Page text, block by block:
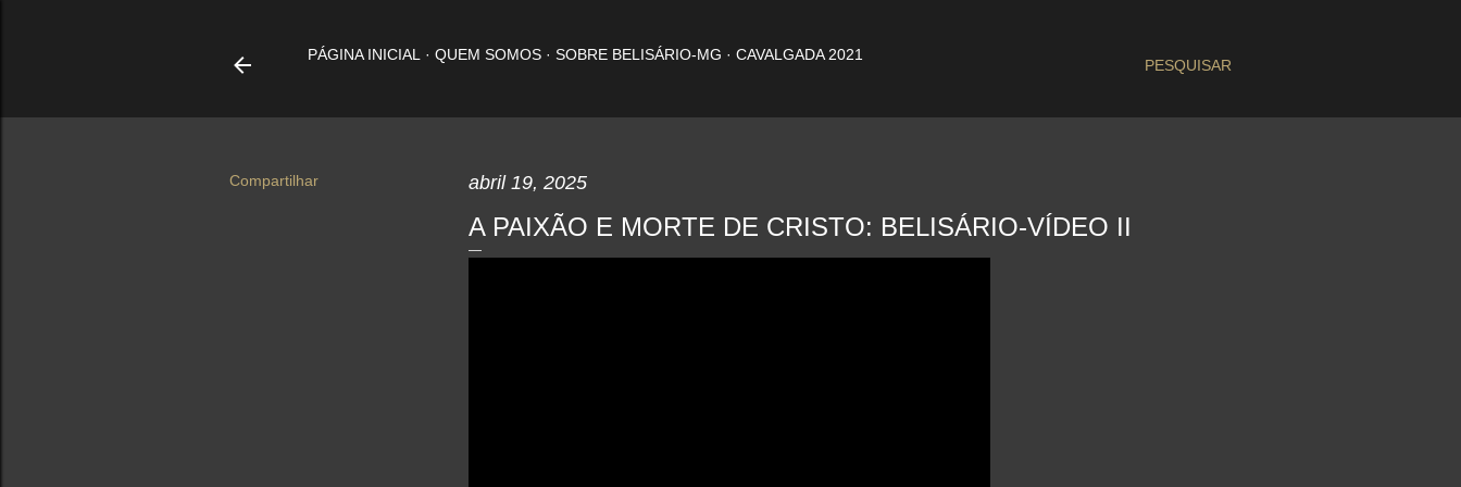
PESQUISAR
PÁGINA INICIAL QUEM SOMOS SOBRE BELISÁRIO-MG CAVALGADA 2021
Compartilhar abril 19, 2025
A PAIXÃO E MORTE DE CRISTO: BELISÁRIO-VÍDEO II